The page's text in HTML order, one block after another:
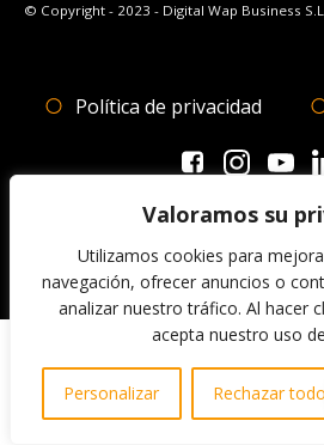
Valoramos su
Utilizamos cookies para
navegación, ofrecer anuncios o
analizar nuestro tráfico. Al hacer
acepta nuestro uso
Personalizar Rechazar todo
© Copyright - 2023 - Digital Wap Business
Política de privacidad
ACCESO